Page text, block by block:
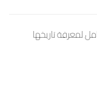
لمعرفة تاريخها